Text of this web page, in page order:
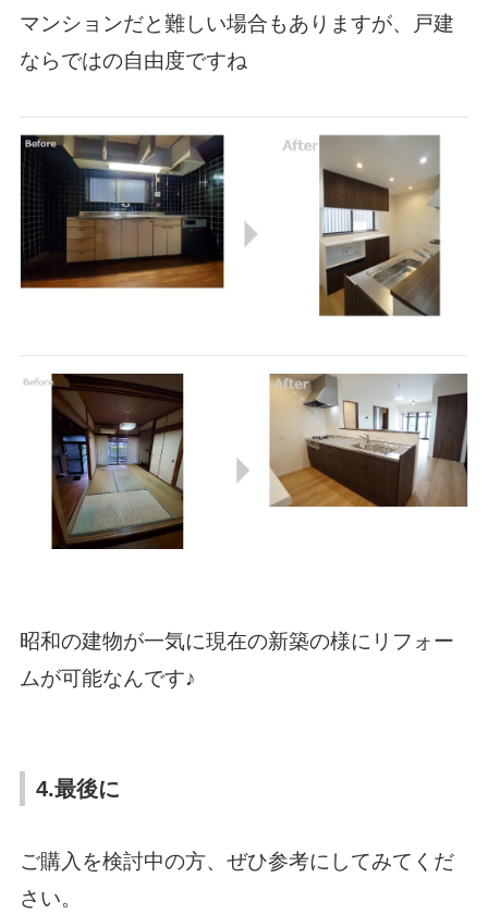
マンションだと難しい場合もありますが、戸建
ならではの自由度ですね
昭和の建物が一気に現在の新築の様にリフォー
ムが可能なんです♪
4.最後に
ご購入を検討中の方、ぜひ参考にしてみてくだ
さい。